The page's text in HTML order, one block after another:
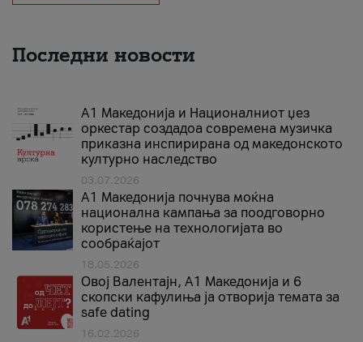
Последни новости
А1 Македонија и Националниот џез
оркестар создадоа современа музичка
приказна инспирирана од македонското
културно наследство
03.07.2026
A1 Македонија почнува моќна
национална кампања за поодговорно
користење на технологијата во
сообраќајот
18.05.2026
Овој Валентајн, A1 Македонија и 6
скопски кафулиња ја отворија темата за
safe dating
16.02.2026